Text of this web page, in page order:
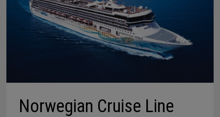
Norwegian Cruise Line